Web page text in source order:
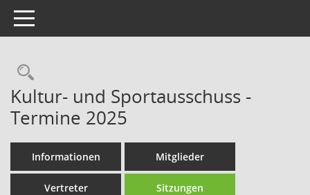
Toggle navigation
Rechercheauswahl
Kultur- und Sportausschuss -
Termine 2025
Informationen Mitglieder
Vertreter Sitzungen